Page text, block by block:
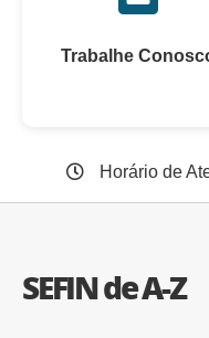
Trabalhe
Horário de
SEFIN de A-Z